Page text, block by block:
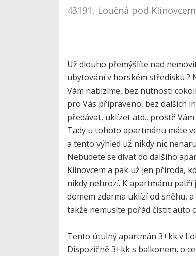
43191, Loučná pod Klínovcem
Už dlouho přemýšlíte nad
ubytování v horském středisku ?
Vám nabízíme, bez nutnosti
pro Vás připraveno, bez dalších
předávat, uklízet atd., prostě
Tady u tohoto apartmánu máte
a tento výhled už nikdy nic
Nebudete se dívat do dalšího
Klínovcem a pak už jen příroda,
nikdy nehrozí. K apartmánu patří
domem zdarma uklízí od sněhu,
takže nemusíte pořád čistit auto
Tento útulný apartmán 3+kk v
Dispozičně 3+kk s balkonem, o